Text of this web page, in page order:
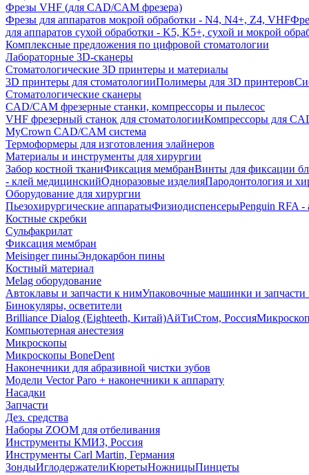
Фрезы VHF (для CAD/CAM фрезера)
Фрезы для аппаратов мокрой обработки - N4, N4+, Z4, VHF
для аппаратов сухой обработки - K5, K5+, сухой и мокрой
Комплексные предложения по цифровой стоматологии
Лабораторные 3D-сканеры
Стоматологические 3D принтеры и материалы
3D принтеры для стоматологииПолимеры для 3D принтеров
Стоматологические сканеры
CAD/CAM фрезерные станки, компрессоры и пылесос
VHF фрезерный станок для стоматологииКомпрессоры для
MyCrown CAD/CAM система
Термоформеры для изготовления элайнеров
Материалы и инструменты для хирургии
Забор костной тканиФиксация мембранВинты для фиксации
- клей медицинскийОдноразовые изделияПародонтология и
Оборудование для хирургии
Пьезохирургические аппаратыФизиодиспенсерыPenguin RFA -
Костные скребки
Сульфакрилат
Фиксация мембран
Meisinger пиныЭндокарбон пины
Костный материал
Melag оборудование
Автоклавы и запчасти к нимУпаковочные машинки и
Бинокуляры, осветители
Brilliance Dialog (Eighteeth, Китай)АйТиСтом, Россия
Компьютерная анестезия
Микроскопы
Микроскопы BoneDent
Наконечники для абразивной чистки зубов
Модели Vector Paro + наконечники к аппарату
Насадки
Запчасти
Дез. средства
Наборы ZOOM для отбеливания
Инструменты КМИЗ, Россия
Инструменты Carl Martin, Германия
ЗондыИглодержателиКюретыНожницыПинцеты